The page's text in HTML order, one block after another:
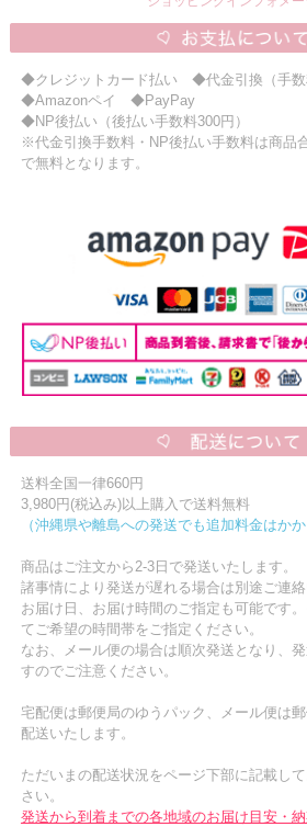
◆クレジットカード払い ◆代金引換（手数
◆Amazonペイ ◆PayPay
◆NP後払い（後払い手数料300円）
※代金引換手数料・NP後払い手数料は商品
で無料となります。
送料全国一律660円
3,980円(税込み)以上購入で送料無料
（沖縄県や離島への発送でも追加料金はかか
商品はご注文から2-3日で発送いたします。
諸事情により発送が遅れる場合は別途ご連絡
お届け日、お届け時間のご指定も可能です
てご希望の時間帯をご指定ください。
なお、メール便の場合は順次発送となり、
すのでご注意ください。
宅配便は郵便局のゆうパック、メール便は
配送いたします。
ただいまの配送状況をページ下部に記載し
さい。
発送から到着までの各地域のお届け目安・